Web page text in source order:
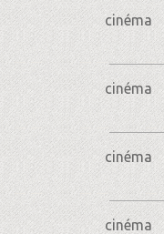
cinéma
cinéma
cinéma
cinéma